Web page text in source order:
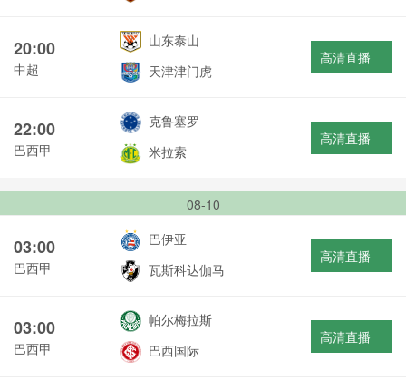
20:00
中超
山东泰山
天津津门虎
高清直播
22:00
巴西甲
克鲁塞罗
米拉索
高清直播
08-10
03:00
巴西甲
巴伊亚
瓦斯科达伽马
高清直播
03:00
巴西甲
帕尔梅拉斯
巴西国际
高清直播